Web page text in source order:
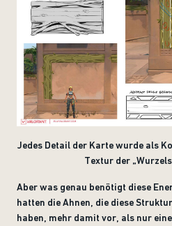
Jedes Detail der Karte wurde als
Textur der
Aber was genau benötigt diese
hatten die Ahnen, die diese
haben, mehr damit vor, als nur